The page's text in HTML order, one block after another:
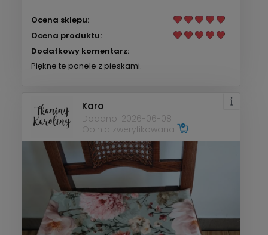
Ocena sklepu:
Ocena produktu:
Dodatkowy komentarz:
Piękne te panele z pieskami.
Karo
Dodano: 2026-06-08
Opinia zweryfikowana